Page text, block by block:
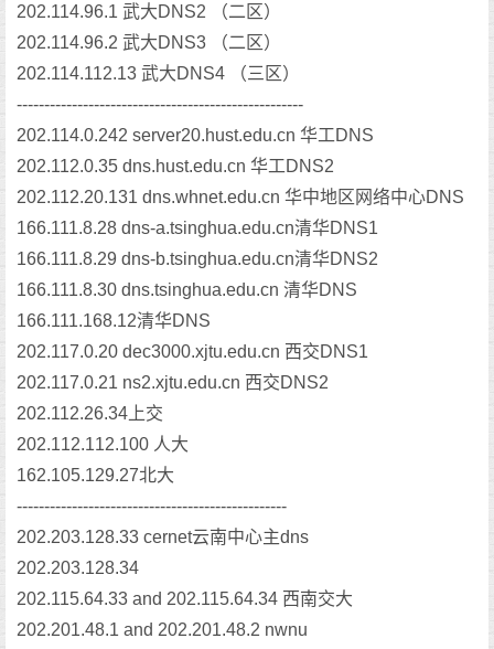
202.114.96.1 武大DNS2 （二区）
202.114.96.2 武大DNS3 （二区）
202.114.112.13 武大DNS4 （三区）
----------------------------------------------------
202.114.0.242 server20.hust.edu.cn 华工DNS
202.112.0.35 dns.hust.edu.cn 华工DNS2
202.112.20.131 dns.whnet.edu.cn 华中地区网络中心DNS
166.111.8.28 dns-a.tsinghua.edu.cn清华DNS1
166.111.8.29 dns-b.tsinghua.edu.cn清华DNS2
166.111.8.30 dns.tsinghua.edu.cn 清华DNS
166.111.168.12清华DNS
202.117.0.20 dec3000.xjtu.edu.cn 西交DNS1
202.117.0.21 ns2.xjtu.edu.cn 西交DNS2
202.112.26.34上交
202.112.112.100 人大
162.105.129.27北大
-------------------------------------------------
202.203.128.33 cernet云南中心主dns
202.203.128.34
202.115.64.33 and 202.115.64.34 西南交大
202.201.48.1 and 202.201.48.2 nwnu